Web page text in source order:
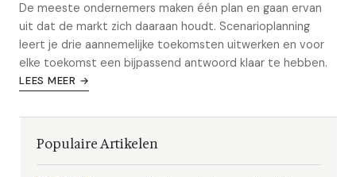
De meeste ondernemers maken één plan en gaan ervan
uit dat de markt zich daaraan houdt. Scenarioplanning
leert je drie aannemelijke toekomsten uitwerken en voor
elke toekomst een bijpassend antwoord klaar te hebben.
LEES MEER →
Populaire Artikelen